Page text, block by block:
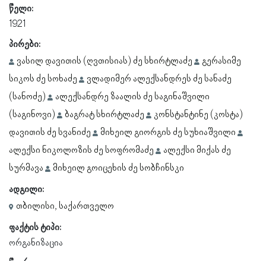
წელი:
1921
პირები:
ვასილ დავითის (ღვთისიას) ძე სხირტლაძე
გერასიმე
სიკოს ძე სოხაძე
ვლადიმერ ალექსანდრეს ძე სანაძე
(სანოძე)
ალექსანდრე ზაალის ძე საგინაშვილი
(საგინოვი)
ბაგრატ სხირტლაძე
კონსტანტინე (კოსტა)
დავითის ძე სვანიძე
მიხეილ გიორგის ძე სუხიაშვილი
ალექსი ნიკოლოზის ძე სოფრომაძე
ალექსი მიქას ძე
სურმავა
მიხეილ გოიცეხის ძე სობჩინსკი
ადგილი:
თბილისი, საქართველო
ფაქტის ტიპი:
ორგანიზაცია